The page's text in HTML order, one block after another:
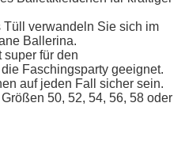
Tüll verwandeln Sie sich im
Ballerina.
super für den
Faschingsparty geeignet.
auf jeden Fall sicher sein.
50, 52, 54, 56, 58 oder